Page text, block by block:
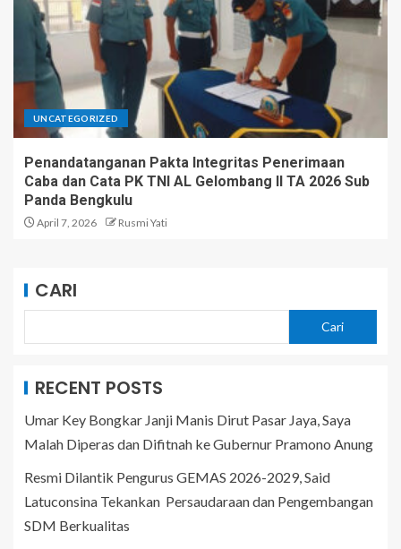
UNCATEGORIZED
Penandatanganan Pakta Integritas Penerimaan
Caba dan Cata PK TNI AL Gelombang II TA 2026 Sub
Panda Bengkulu
April 7, 2026 Rusmi Yati
CARI
Cari
RECENT POSTS
Umar Key Bongkar Janji Manis Dirut Pasar Jaya, Saya
Malah Diperas dan Difitnah ke Gubernur Pramono Anung
Resmi Dilantik Pengurus GEMAS 2026-2029, Said
Latuconsina Tekankan Persaudaraan dan Pengembangan
SDM Berkualitas